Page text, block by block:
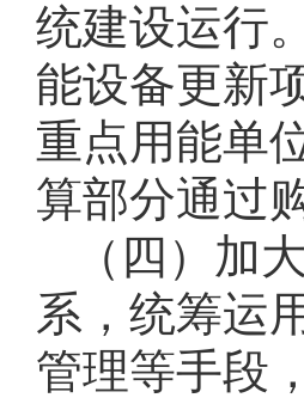
统建设运行
能设备更新
重点用能单
算部分通过
（四）加
系，统筹运
管理等手段